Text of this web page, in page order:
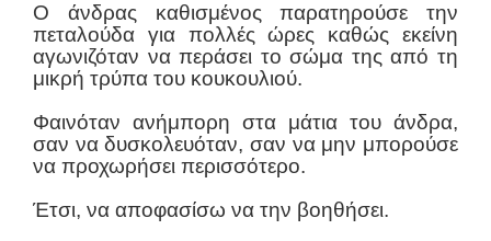
Ο άνδρας καθισμένος παρατηρούσε την
πεταλούδα για πολλές ώρες καθώς εκείνη
αγωνιζόταν να περάσει το σώμα της από τη
μικρή τρύπα του κουκουλιού.
Φαινόταν ανήμπορη στα μάτια του άνδρα,
σαν να δυσκολευόταν, σαν να μην μπορούσε
να προχωρήσει περισσότερο.
Έτσι, να αποφασίσω να την βοηθήσει.